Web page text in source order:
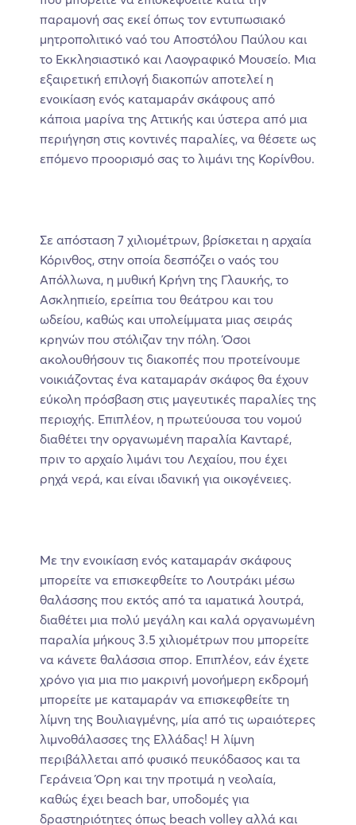
παραμονή σας εκεί όπως τον εντυπωσιακό
μητροπολιτικό ναό του Αποστόλου Παύλου και
το Εκκλησιαστικό και Λαογραφικό Μουσείο. Μια
εξαιρετική επιλογή διακοπών αποτελεί η
ενοικίαση ενός καταμαράν σκάφους από
κάποια μαρίνα της Αττικής και ύστερα από μια
περιήγηση στις κοντινές παραλίες, να θέσετε ως
επόμενο προορισμό σας το λιμάνι της Κορίνθου.
Σε απόσταση 7 χιλιομέτρων, βρίσκεται η αρχαία
Κόρινθος, στην οποία δεσπόζει ο ναός του
Απόλλωνα, η μυθική Κρήνη της Γλαυκής, το
Ασκληπιείο, ερείπια του θεάτρου και του
ωδείου, καθώς και υπολείμματα μιας σειράς
κρηνών που στόλιζαν την πόλη. Όσοι
ακολουθήσουν τις διακοπές που προτείνουμε
νοικιάζοντας ένα καταμαράν σκάφος θα έχουν
εύκολη πρόσβαση στις μαγευτικές παραλίες της
περιοχής. Επιπλέον, η πρωτεύουσα του νομού
διαθέτει την οργανωμένη παραλία Κανταρέ,
πριν το αρχαίο λιμάνι του Λεχαίου, που έχει
ρηχά νερά, και είναι ιδανική για οικογένειες.
Με την ενοικίαση ενός καταμαράν σκάφους
μπορείτε να επισκεφθείτε το Λουτράκι μέσω
θαλάσσης που εκτός από τα ιαματικά λουτρά,
διαθέτει μια πολύ μεγάλη και καλά οργανωμένη
παραλία μήκους 3.5 χιλιομέτρων που μπορείτε
να κάνετε θαλάσσια σπορ. Επιπλέον, εάν έχετε
χρόνο για μια πιο μακρινή μονοήμερη εκδρομή
μπορείτε με καταμαράν να επισκεφθείτε τη
λίμνη της Βουλιαγμένης, μία από τις ωραιότερες
λιμνοθάλασσες της Ελλάδας! Η λίμνη
περιβάλλεται από φυσικό πευκόδασος και τα
Γεράνεια Όρη και την προτιμά η νεολαία,
καθώς έχει beach bar, υποδομές για
δραστηριότητες όπως beach volley αλλά και